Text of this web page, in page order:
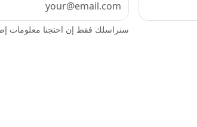
سنراسلك فقط إن احتجنا معلومات